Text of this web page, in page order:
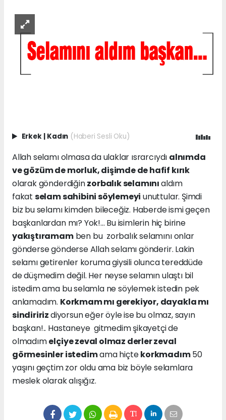
Erkek Kadın (Haberi Sesli Oku)
Allah selamı olmasa da ulaklar ısrarcıydı alnımda
ve gözüm de morluk, dişimde de hafif kırık
olarak gönderdiğinzorbalık selamınıaldım
fakat selam sahibini söylemeyi unuttular. Şimdi
biz bu selamı kimden bileceğiz. Haberde ismi geçen
başkanlardan mı? Yok!... Bu isimlerin hiç birine
yakıştıramamben bu zorbalık selamını onlar
gönderse gönderse Allah selamı gönderir. Lakin
selamı getirenler koruma giysili olunca tereddüde
de düşmedim değil. Her neyse selamın ulaştı bil
istedim ama bu selamla ne söylemek istedin pek
anlamadım. Korkmam mı gerekiyor, dayakla mı
sindiririzdiyorsun eğer öyle ise bu olmaz, sayın
başkan!.. Hastaneye gitmedim şikayetçi de
olmadımelçiye zeval olmaz derler zeval
görmesinler istedimama hiçtekorkmadım50
yaşını geçtim zor oldu ama biz böyle selamlara
meslek olarak alışığız.